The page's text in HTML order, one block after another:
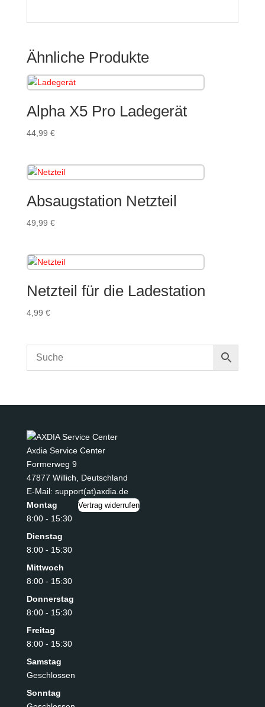
Ähnliche Produkte
Alpha X5 Pro Ladegerät
44,99 €
Absaugstation Netzteil
49,99 €
Netzteil für die Ladestation
4,99 €
Axdia Service Center
Formerweg 9
47877 Willich
Deutschland
E-Mail: support(at)axdia.de
Montag
8:00 - 15:30
Dienstag
8:00 - 15:30
Mittwoch
8:00 - 15:30
Donnerstag
8:00 - 15:30
Freitag
8:00 - 15:30
Samstag
Geschlossen
Sonntag
Vertrag widerrufen